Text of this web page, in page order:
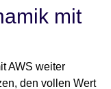
mit
AWS weiter
den vollen Wert